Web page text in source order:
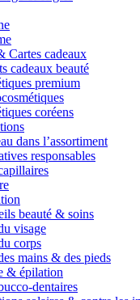
Cartes cadeaux
cadeaux beauté
premium
coréens
dans l’assortiment
responsables
beauté & soins
visage
corps
mains & des pieds
& épilation
dentaires